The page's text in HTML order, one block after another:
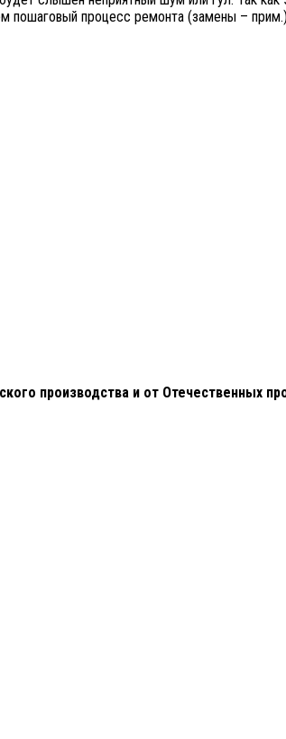
процесс ремонта (замены –
производства и от Отечественных